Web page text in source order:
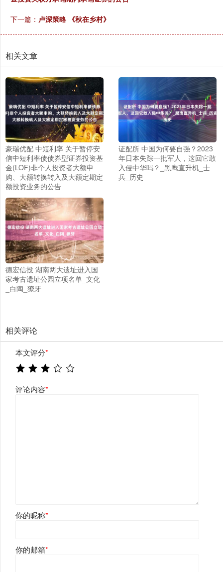
下一篇： 卢深策略 《秋在乡村》
相关文章
豪瑞优配 中短利率 关于暂停安
信中短利率债债券型证券投资基
金(LOF)非个人投资者大额申
购、大额转换转入及大额定期定
额投资业务的公告
证配所 中国为何要自强？2023
年日本失踪一批军人，这回它敢
入侵中华吗？_黑鹰直升机_士
兵_历史
德宏信投 湖南两大遗址进入国
家考古遗址公园立项名单_文化
_白陶_獠牙
相关评论
本文评分*
评论内容*
你的昵称*
你的邮箱*